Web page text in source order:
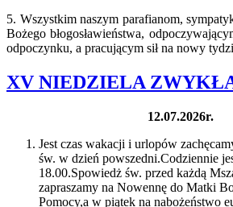
5. Wszystkim naszym parafianom,
Bożego błogosławieństwa,
odpoczynku, a pracującym sił na nowy
XV NIEDZIELA
12.07.2026r.
Jest czas wakacji i urlopów
św. w dzień powszedni.Codziennie
18.00.Spowiedż św. przed każdą
zapraszamy na Nowennę do Matki
Pomocy,a w piątek na nabożeństwo